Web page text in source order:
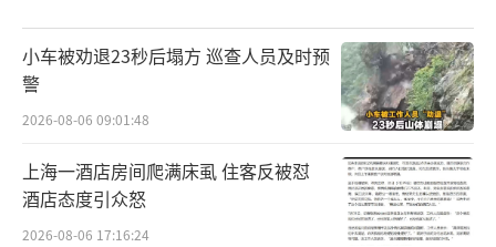
小车被劝退23秒后塌方 巡查人员及时预
警
2026-08-06 09:01:48
上海一酒店房间爬满床虱 住客反被怼
酒店态度引众怒
2026-08-06 17:16:24